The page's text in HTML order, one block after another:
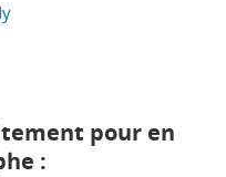
pour en
: